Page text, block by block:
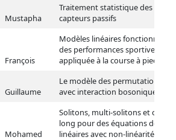
Mustapha
Traitement statistique des «
capteurs passifs
François
Modèles linéaires fonctionnels
des performances sportives.
appliquée à la course à pied.
Guillaume
Le modèle des permutations
avec interaction bosonique
Mohamed
Solitons, multi-solitons et
long pour des équations de
linéaires avec non-linéarité